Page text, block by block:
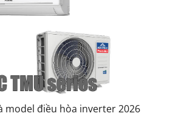
model điều hòa inverter 2026